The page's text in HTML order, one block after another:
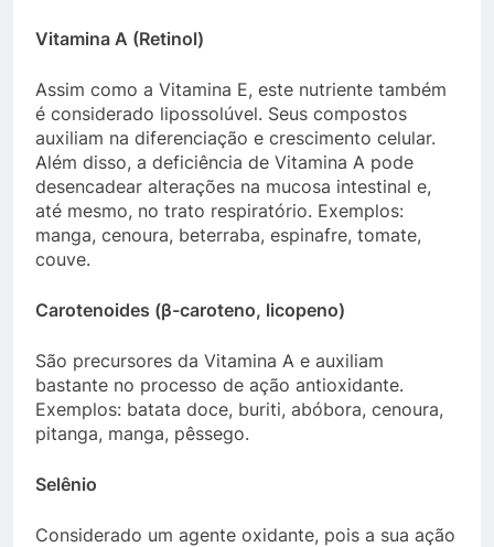
Vitamina A (Retinol)
Assim como a Vitamina E, este nutriente também
é considerado lipossolúvel. Seus compostos
auxiliam na diferenciação e crescimento celular.
Além disso, a deficiência de Vitamina A pode
desencadear alterações na mucosa intestinal e,
até mesmo, no trato respiratório. Exemplos:
manga, cenoura, beterraba, espinafre, tomate,
couve.
Carotenoides (β-caroteno, licopeno)
São precursores da Vitamina A e auxiliam
bastante no processo de ação antioxidante.
Exemplos: batata doce, buriti, abóbora, cenoura,
pitanga, manga, pêssego.
Selênio
Considerado um agente oxidante, pois a sua ação